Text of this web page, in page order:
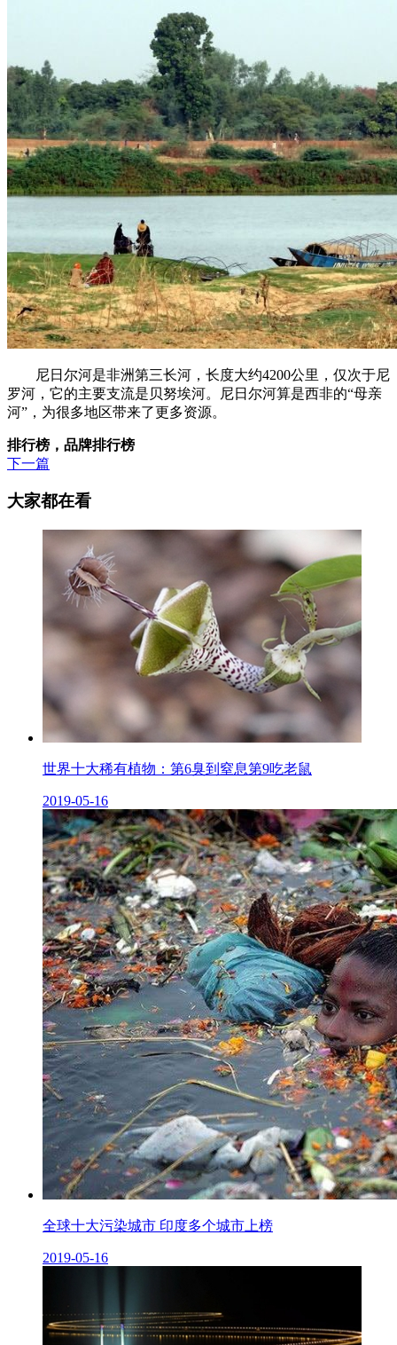
尼日尔河是非洲第三长河，长度大约4200公里，仅次于尼
罗河，它的主要支流是贝努埃河。尼日尔河算是西非的“母亲
河”，为很多地区带来了更多资源。
排行榜，品牌排行榜
下一篇
大家都在看
世界十大稀有植物：第6臭到窒息第9吃老鼠
2019-05-16
全球十大污染城市 印度多个城市上榜
2019-05-16